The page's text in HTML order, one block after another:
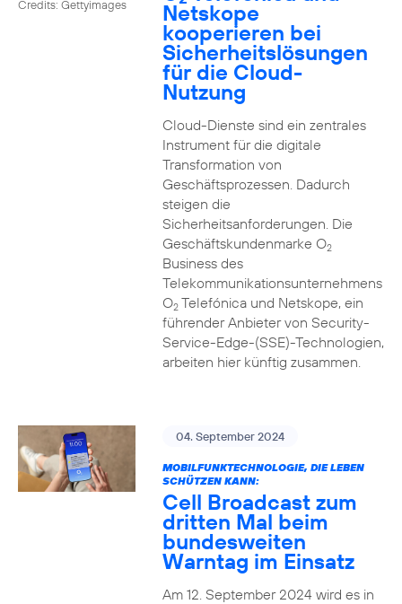
Credits: Gettyimages Netskope
kooperieren bei
Sicherheitslösungen
für die Cloud-
Nutzung
Cloud-Dienste sind ein zentrales
Instrument für die digitale
Transformation von
Geschäftsprozessen. Dadurch
steigen die
Sicherheitsanforderungen. Die
Geschäftskundenmarke O2
Business des
Telekommunikationsunternehmens
O2Telefónica und Netskope, ein
führender Anbieter von Security-
Service-Edge-(SSE)-Technologien,
arbeiten hier künftig zusammen.
04. September 2024
MOBILFUNKTECHNOLOGIE, DIE LEBEN
SCHÜTZEN KANN:
Cell Broadcast zum
dritten Mal beim
bundesweiten
Warntag im Einsatz
Am 12. September 2024 wird es in